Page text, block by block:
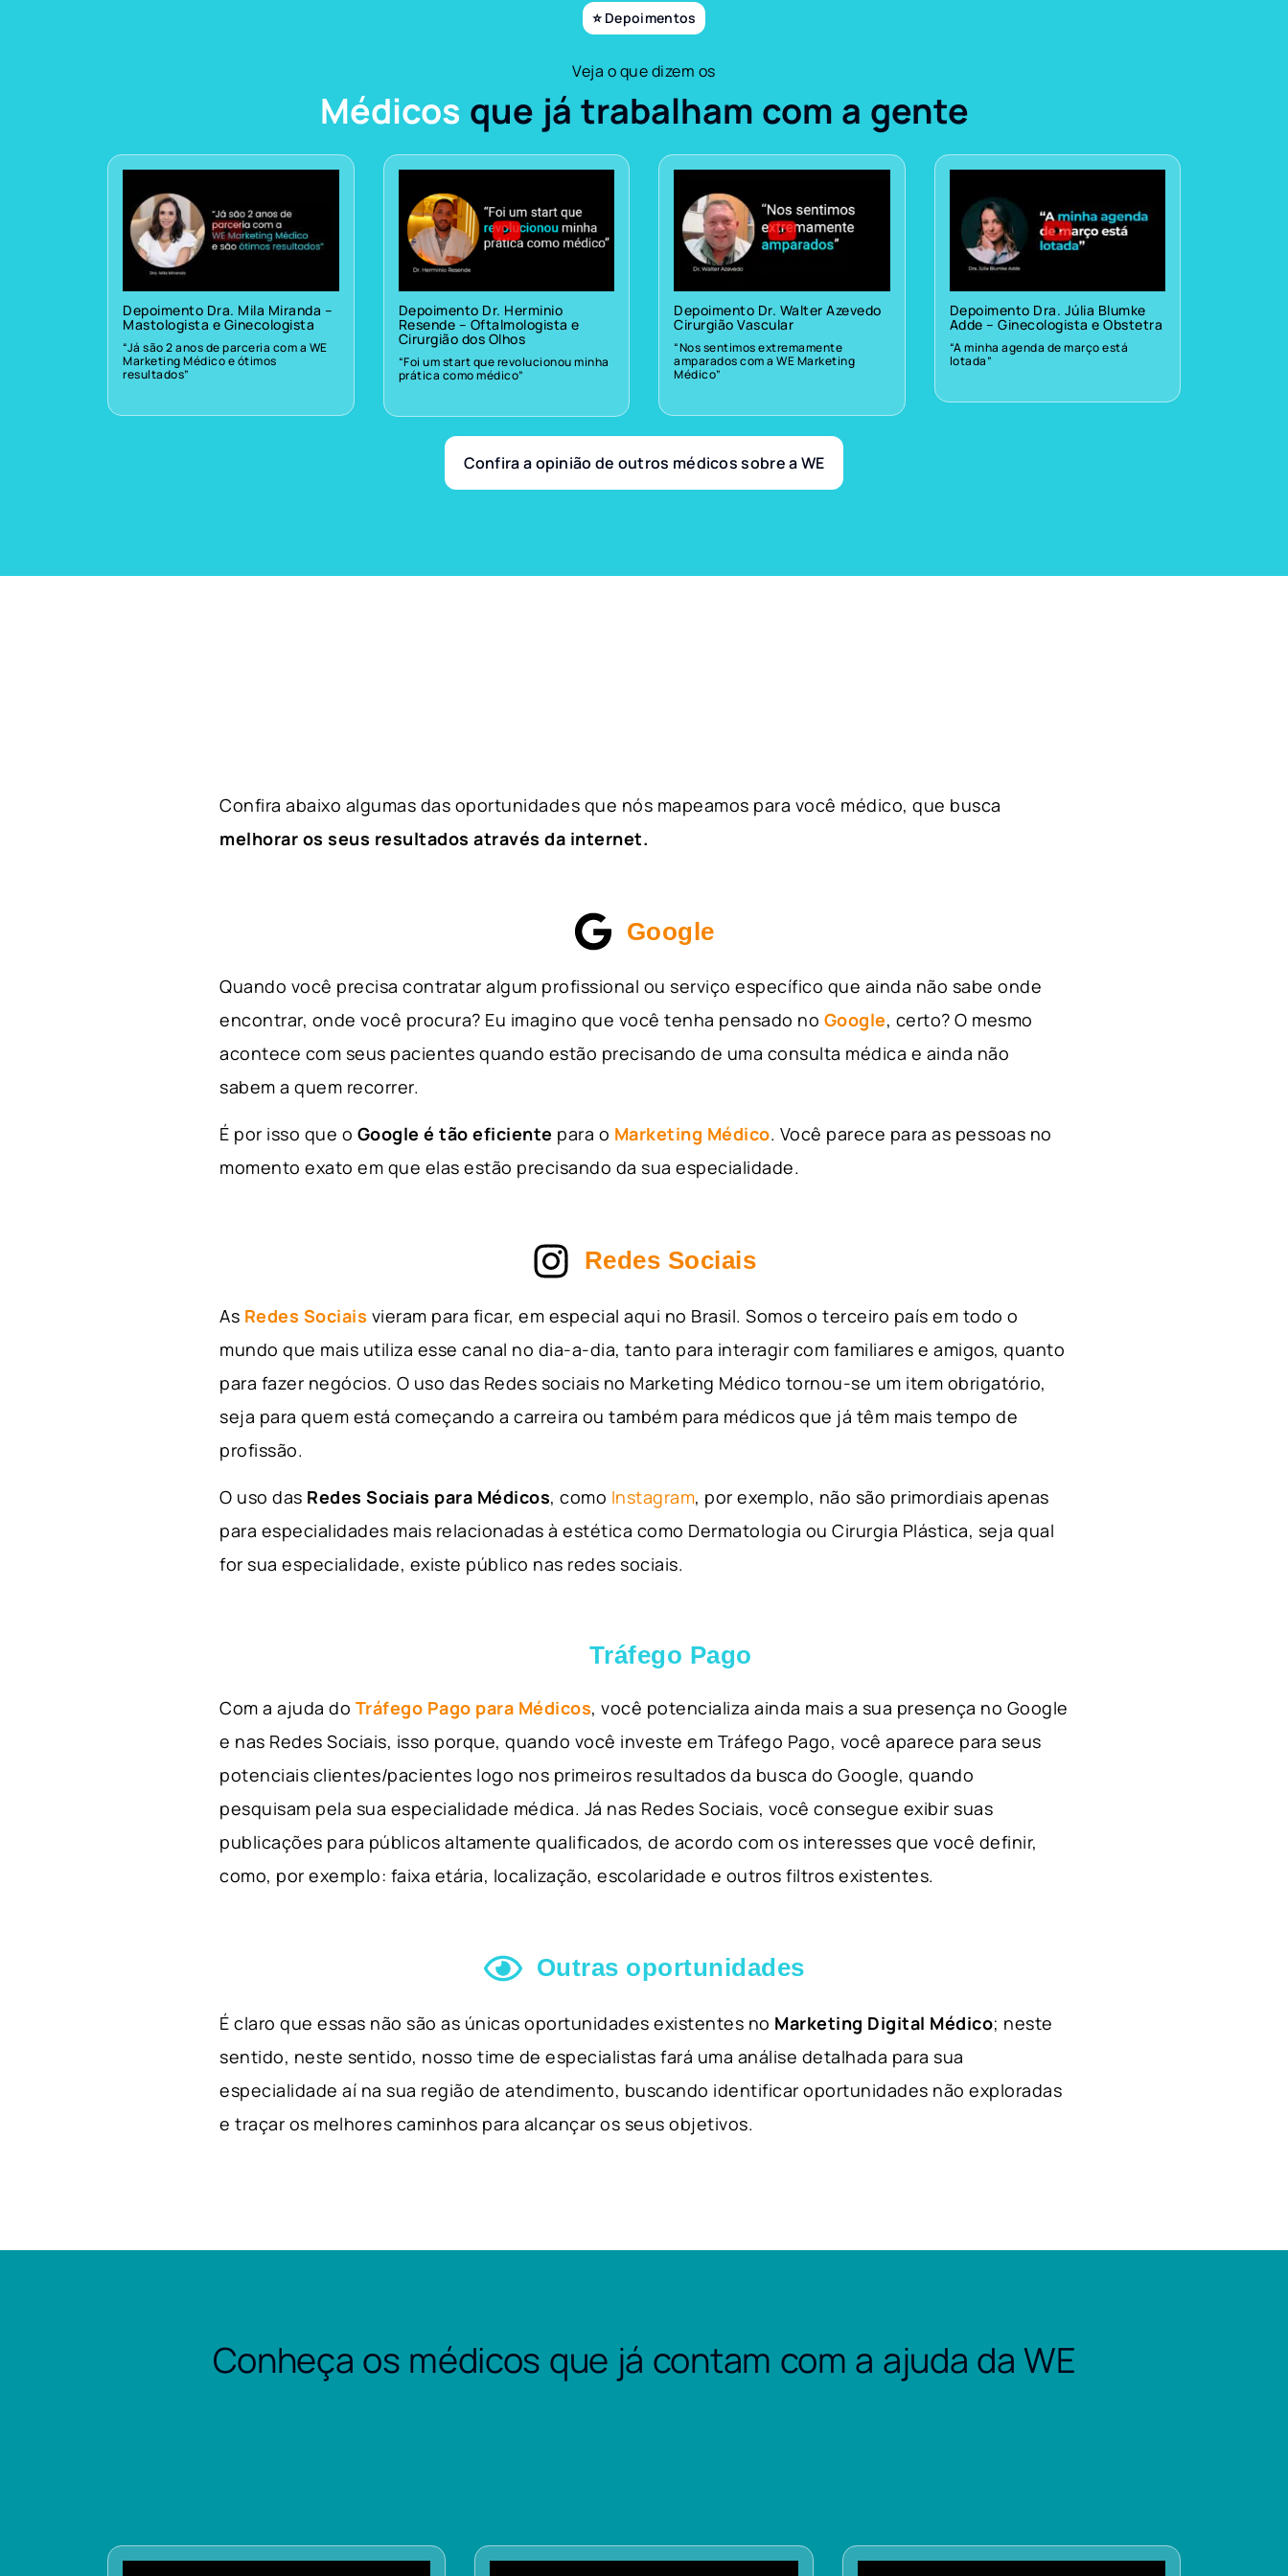
⭐ Depoimentos
Veja o que dizem os
Médicos que já trabalham com a gente
Depoimento Dra. Mila Miranda –
Mastologista e Ginecologista
“Já são 2 anos de parceria com a WE
Marketing Médico e ótimos
resultados”
Depoimento Dr. Herminio
Resende – Oftalmologista e
Cirurgião dos Olhos
“Foi um start que revolucionou minha
prática como médico”
Depoimento Dr. Walter Azevedo
Cirurgião Vascular
“Nos sentimos extremamente
amparados com a WE Marketing
Médico”
Depoimento Dra. Júlia Blumke
Adde – Ginecologista e Obstetra
“A minha agenda de março está
lotada”
Confira a opinião de outros médicos sobre a WE
Confira abaixo algumas das oportunidades que nós mapeamos para você médico, que busca
melhorar os seus resultados através da internet.
Google
Quando você precisa contratar algum profissional ou serviço específico que ainda não sabe onde
encontrar, onde você procura? Eu imagino que você tenha pensado no Google, certo? O mesmo
acontece com seus pacientes quando estão precisando de uma consulta médica e ainda não
sabem a quem recorrer.
É por isso que o Google é tão eficiente para o Marketing Médico. Você parece para as pessoas no
momento exato em que elas estão precisando da sua especialidade.
Redes Sociais
As Redes Sociais vieram para ficar, em especial aqui no Brasil. Somos o terceiro país em todo o
mundo que mais utiliza esse canal no dia-a-dia, tanto para interagir com familiares e amigos, quanto
para fazer negócios. O uso das Redes sociais no Marketing Médico tornou-se um item obrigatório,
seja para quem está começando a carreira ou também para médicos que já têm mais tempo de
profissão.
O uso das Redes Sociais para Médicos, como Instagram, por exemplo, não são primordiais apenas
para especialidades mais relacionadas à estética como Dermatologia ou Cirurgia Plástica, seja qual
for sua especialidade, existe público nas redes sociais.
Tráfego Pago
Com a ajuda do Tráfego Pago para Médicos, você potencializa ainda mais a sua presença no Google
e nas Redes Sociais, isso porque, quando você investe em Tráfego Pago, você aparece para seus
potenciais clientes/pacientes logo nos primeiros resultados da busca do Google, quando
pesquisam pela sua especialidade médica. Já nas Redes Sociais, você consegue exibir suas
publicações para públicos altamente qualificados, de acordo com os interesses que você definir,
como, por exemplo: faixa etária, localização, escolaridade e outros filtros existentes.
Outras oportunidades
É claro que essas não são as únicas oportunidades existentes no Marketing Digital Médico; neste
sentido, neste sentido, nosso time de especialistas fará uma análise detalhada para sua
especialidade aí na sua região de atendimento, buscando identificar oportunidades não exploradas
e traçar os melhores caminhos para alcançar os seus objetivos.
Conheça os médicos que já contam com a ajuda da WE